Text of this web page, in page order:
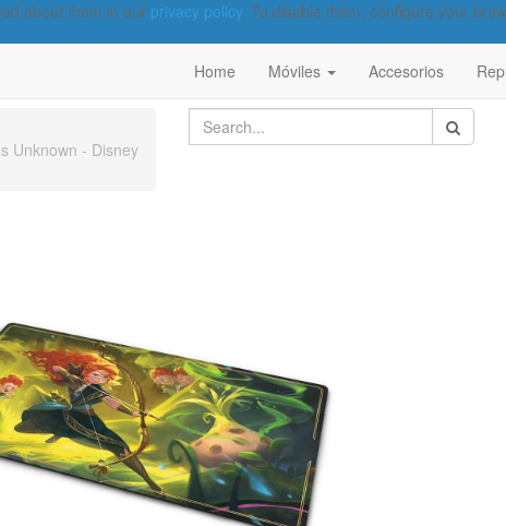
about them in our privacy policy. To disable them, configure your
Home Móviles Accesorios
Unknown - Disney